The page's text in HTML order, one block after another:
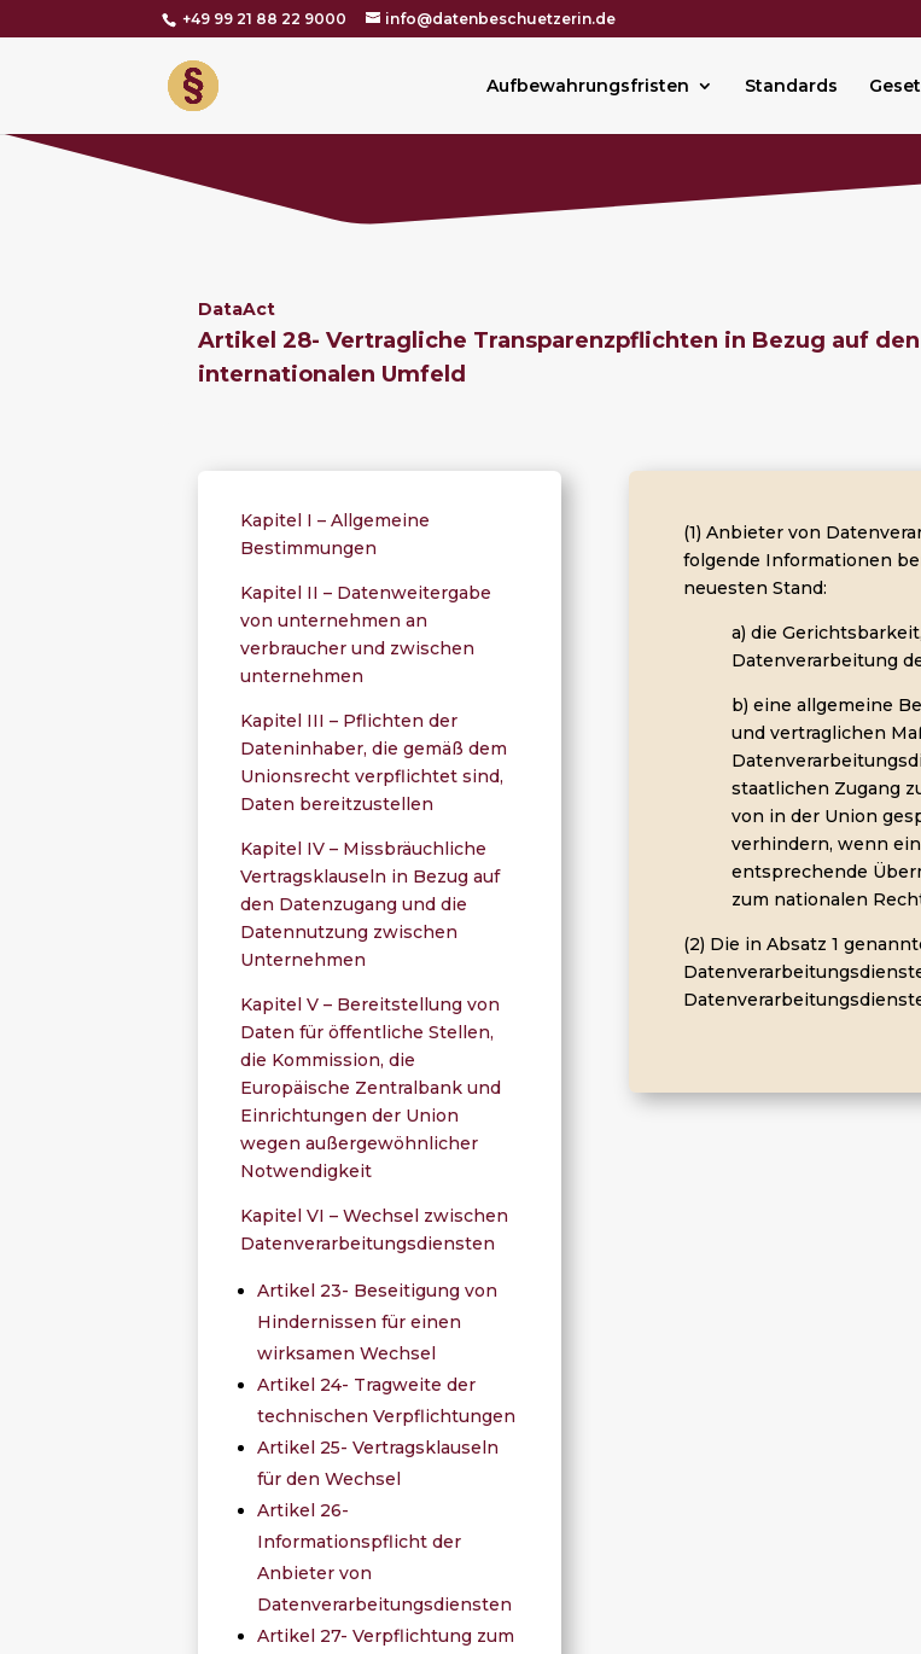
+49 99 21 88 22 9000 info@datenbeschuetzerin.de
Aufbewahrungsfristen Standards
DataAct
Artikel 28-Vertragliche Transparenzpflichten in Bezug auf
internationalen Umfeld
Kapitel I – Allgemeine
Bestimmungen
Kapitel II – Datenweitergabe
von unternehmen an
verbraucher und zwischen
unternehmen
Kapitel III – Pflichten der
Dateninhaber, die gemäß dem
Unionsrecht verpflichtet sind,
Daten bereitzustellen
Kapitel IV – Missbräuchliche
Vertragsklauseln in Bezug auf
den Datenzugang und die
Datennutzung zwischen
Unternehmen
Kapitel V – Bereitstellung von
Daten für öffentliche Stellen,
die Kommission, die
Europäische Zentralbank und
Einrichtungen der Union
wegen außergewöhnlicher
Notwendigkeit
Kapitel VI – Wechsel zwischen
Datenverarbeitungsdiensten
Artikel 23- Beseitigung von
Hindernissen für einen
wirksamen Wechsel
Artikel 24- Tragweite der
technischen Verpflichtungen
Artikel 25- Vertragsklauseln
für den Wechsel
Artikel 26-
Informationspflicht der
Anbieter von
Datenverarbeitungsdiensten
Artikel 27- Verpflichtung zum
(1) Anbieter von
folgende Informationen
neuesten Stand:
a) die
Datenverarbeitung
b) eine allgemeine
und vertraglichen
staatlichen Zugang
von in der Union
verhindern, wenn
entsprechende
zum nationalen
(2) Die in Absatz 1